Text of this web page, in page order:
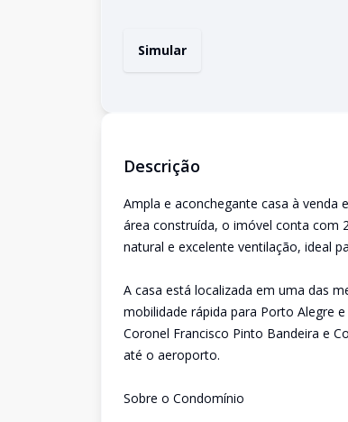
Simular
Descrição
Ampla e aconchegante casa à venda
área construída, o imóvel conta com
natural e excelente ventilação, ideal
A casa está localizada em uma das
mobilidade rápida para Porto Alegre
Coronel Francisco Pinto Bandeira e
até o aeroporto.
Sobre o Condomínio